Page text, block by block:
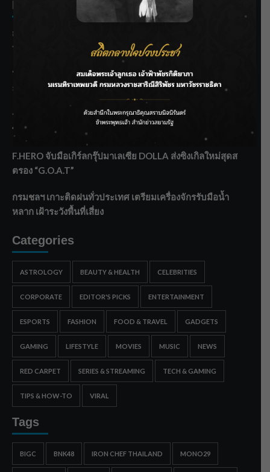
Recent Posts
กรมชลฯ รับฟังประชาชน ติดตามแก้ปัญหาโครงการประตู
ระบายน้ำศรีสองรักฯ
‘แมน การิน’ แชร์ความเชื่อชวนคิด! “อยากกินอะไรหลังจาก
ลาโลกนี้ ให้ใส่บาตรสิ่งนั้นไว้ตอนยังมีชีวิต”
ราชเลขานุการในพระองค์ฯ ติดตามโครงการหุบกะพง–ห้วย
ทรายใต้ เสริมความมั่นคงน้ำเพชรบุรี
F.HERO จับมือเกิร์ลกรุ๊ปมาเลเซีย DOLLA ส่งซิงเกิลใหม่สุดส
ตรอง “G.O.A.T”
กรมชลฯ เกาะติดฝนทั่วประเทศ เตรียมเครื่องจักรรับมือน้ำ
หลาก เฝ้าระวังพื้นที่เสี่ยง
Categories
ASTROLOGY BEAUTY & HEALTH CELEBRITIES
CORPORATE EDITOR'S PICKS ENTERTAINMENT
ESPORTS FASHION FOOD & TRAVEL GADGETS
GAMING LIFESTYLE MOVIES MUSIC NEWS
RED CARPET SERIES & STREAMING TECH & GAMING
TIPS & HOW-TO VIRAL
Tags
BIGC BNK48 IRON CHEF THAILAND MONO29